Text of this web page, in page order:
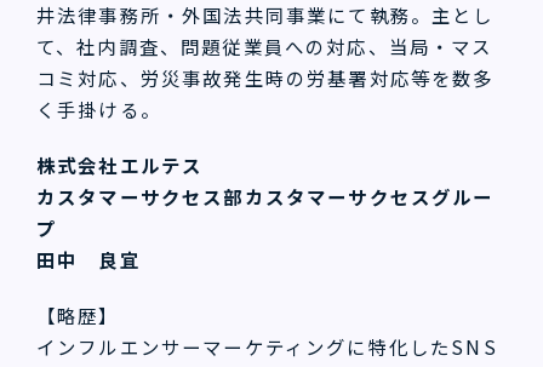
井法律事務所・外国法共同事業にて執務。主とし
て、社内調査、問題従業員への対応、当局・マス
コミ対応、労災事故発生時の労基署対応等を数多
く手掛ける。
株式会社エルテス
カスタマーサクセス部カスタマーサクセスグルー
プ
田中 良宜
【略歴】
インフルエンサーマーケティングに特化したSNS